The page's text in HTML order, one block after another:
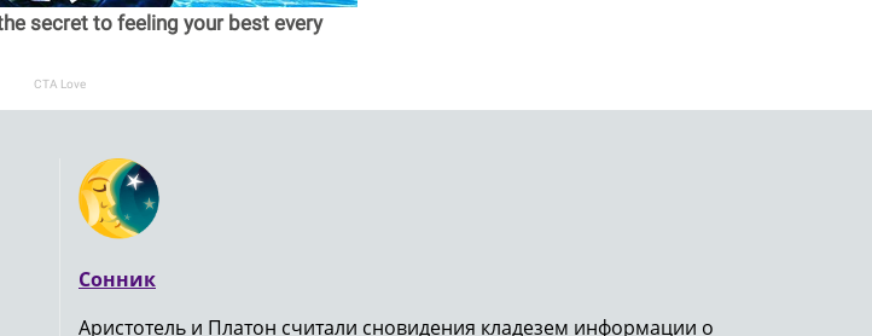
secret to feeling your best every
CTA Love
Сонник
Аристотель и Платон считали сновидения кладезем информации о